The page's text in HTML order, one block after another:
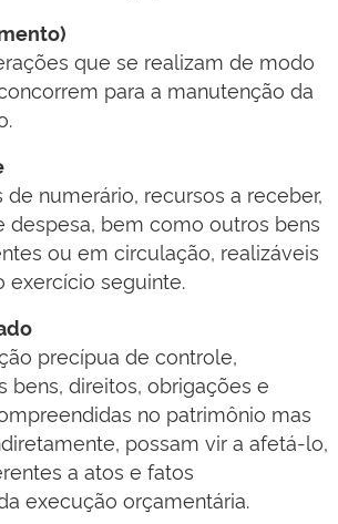
que se realizam de modo
para a manutenção da
numerário, recursos a receber,
despesa, bem como outros bens
ou em circulação, realizáveis
seguinte.
precípua de controle,
bens, direitos, obrigações e
no patrimônio mas
possam vir a afetá-lo,
a atos e fatos
execução orçamentária.